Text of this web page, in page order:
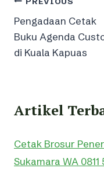
navigation
Pengadaan Cetak
Buku Agenda
di Kuala Kapuas
Artikel
Cetak Brosur
Sukamara WA